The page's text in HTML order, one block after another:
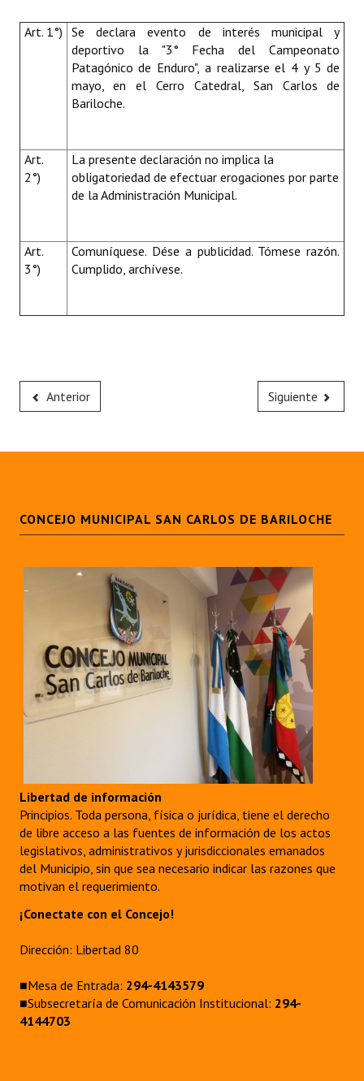
Art. 1°) Se declara evento de interés municipal y
deportivo la "3° Fecha del Campeonato
Patagónico de Enduro", a realizarse el 4 y 5 de
mayo, en el Cerro Catedral, San Carlos de
Bariloche.
Art.
2°)
La presente declaración no implica la
obligatoriedad de efectuar erogaciones por parte
de la Administración Municipal.
Art.
3°)
Comuníquese. Dése a publicidad. Tómese razón.
Cumplido, archívese.
Anterior Siguiente
CONCEJO MUNICIPAL SAN CARLOS DE BARILOCHE
Libertad de información
Principios. Toda persona, física o jurídica, tiene el derecho
de libre acceso a las fuentes de información de los actos
legislativos, administrativos y jurisdiccionales emanados
del Municipio, sin que sea necesario indicar las razones que
motivan el requerimiento.
¡Conectate con el Concejo!
Dirección: Libertad 80
■Mesa de Entrada: 294-4143579
■Subsecretaría de Comunicación Institucional: 294-
4144703